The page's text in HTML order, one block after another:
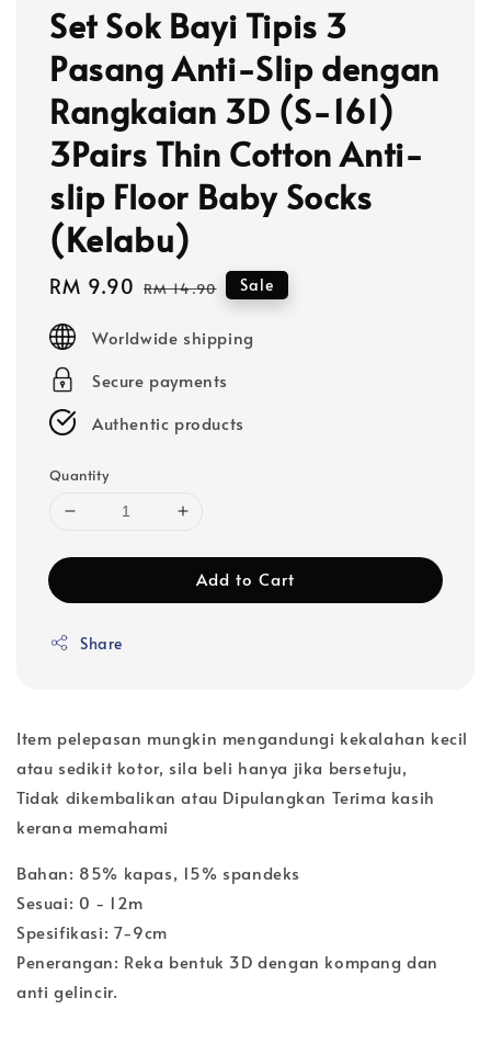
Set Sok Bayi Tipis 3
Pasang Anti-Slip dengan
Rangkaian 3D (S-161)
3Pairs Thin Cotton Anti-
slip Floor Baby Socks
(Kelabu)
Sale
RM 9.90 Regular
RM 14.90 Sale
Worldwide shipping
Secure payments
Authentic products
Quantity
Add to Cart
Share
Item pelepasan mungkin mengandungi kekalahan kecil
atau sedikit kotor, sila beli hanya jika bersetuju,
Tidak dikembalikan atau Dipulangkan Terima kasih
kerana memahami
Bahan: 85% kapas, 15% spandeks
Sesuai: 0 - 12m
Spesifikasi: 7-9cm
Penerangan: Reka bentuk 3D dengan kompang dan
anti gelincir.